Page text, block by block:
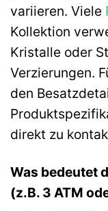
variieren. Viele
Kollektion
Kristalle oder
Verzierungen.
den
direkt zu
Was bedeutet
(z.B. 3 ATM